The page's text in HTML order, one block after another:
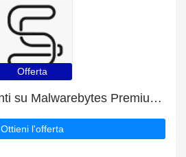
Offerta
Goditi i grandi sconti su Malwarebytes Premium 2021
Ottieni l'offerta